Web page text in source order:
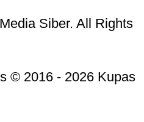
Siber. All Rights
© 2016 - 2026 Kupas